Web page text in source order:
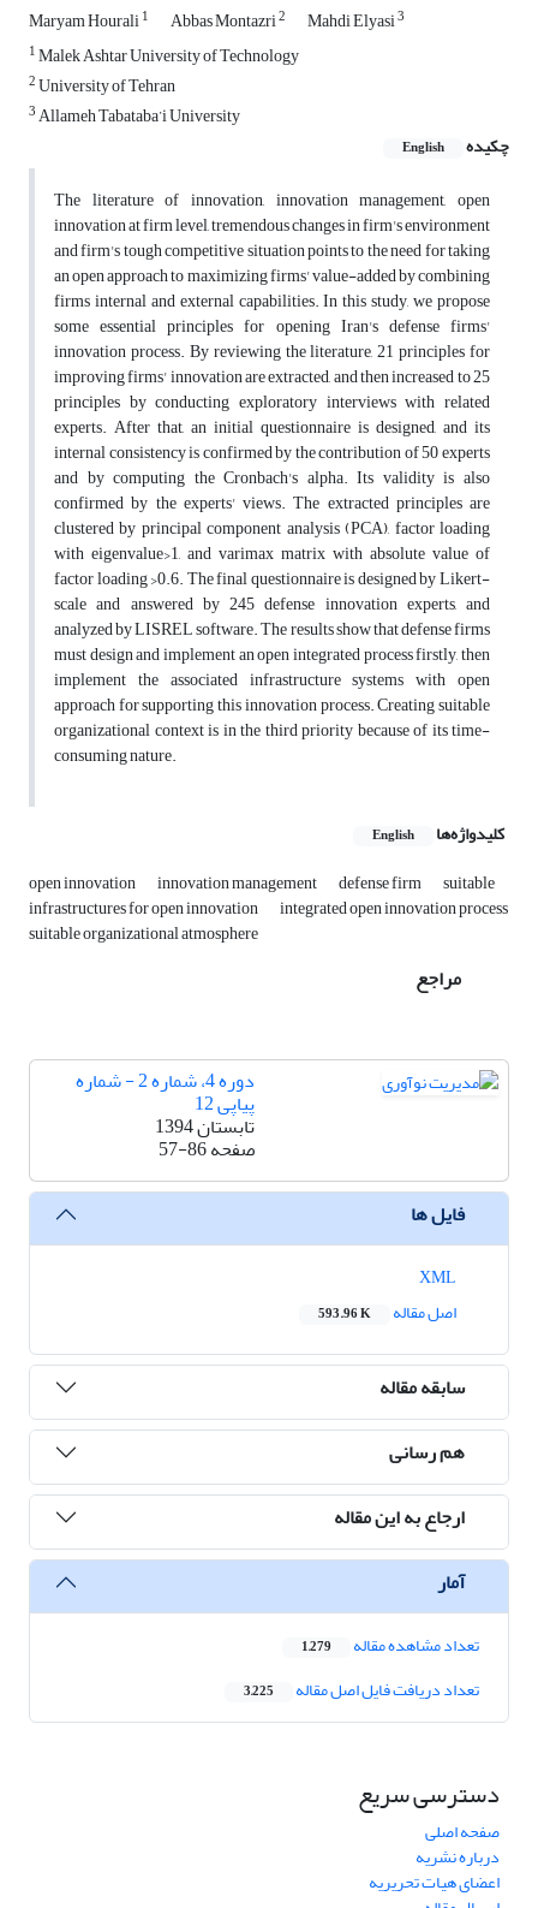
Maryam Hourali1 Abbas Montazri2 Mahdi Elyasi3
1Malek Ashtar University of Technology
2University of Tehran
3Allameh Tabataba’i University
چکیده
English
The literature of innovation, innovation management, open
innovation at firm level, tremendous changes in firm's environment
and firm's tough competitive situation points to the need for taking
an open approach to maximizing firms' value-added by combining
firms internal and external capabilities. In this study, we propose
some essential principles for opening Iran's defense firms'
innovation process. By reviewing the literature, 21 principles for
improving firms' innovation are extracted, and then increased to 25
principles by conducting exploratory interviews with related
experts. After that, an initial questionnaire is designed, and its
internal consistency is confirmed by the contribution of 50 experts
and by computing the Cronbach's alpha. Its validity is also
confirmed by the experts' views. The extracted principles are
clustered by principal component analysis (PCA), factor loading
with eigenvalue>1, and varimax matrix with absolute value of
factor loading >0.6. The final questionnaire is designed by Likert-
scale and answered by 245 defense innovation experts, and
analyzed by LISREL software. The results show that defense firms
must design and implement an open integrated process firstly, then
implement the associated infrastructure systems with open
approach for supporting this innovation process. Creating suitable
organizational context is in the third priority because of its time-
consuming nature.
کلیدواژه‌ها English
open innovation innovation management defense firm suitable
infrastructures for open innovation integrated open innovation process
suitable organizational atmosphere
مراجع
دوره 4، شماره 2 - شماره
پیاپی 12
تابستان 1394
صفحه57-86
فایل ها
اصل مقاله
593.96 K
سابقه مقاله
هم رسانی
ارجاع به این مقاله
آمار
تعداد مشاهده مقاله 1,279
تعداد دریافت فایل اصل مقاله 3,225
دسترسی سریع
صفحه اصلی
درباره نشریه
اعضای هیات تحریریه